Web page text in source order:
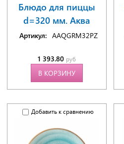
Блюдо для пиццы
d=320 мм. Аква
Артикул: AAQGRM32PZ
1 393.80 руб
В КОРЗИНУ
Добавить к сравнению